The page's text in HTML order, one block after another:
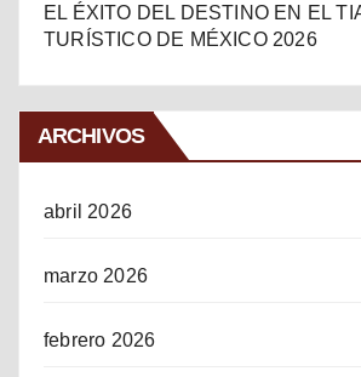
EL ÉXITO DEL DESTINO EN EL
TURÍSTICO DE MÉXICO 2026
ARCHIVOS
abril 2026
marzo 2026
febrero 2026